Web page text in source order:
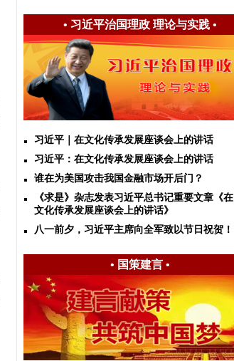
• 习近平治国理政 理论与实践•
习近平｜在文化传承发展座谈会上的讲话
习近平：在文化传承发展座谈会上的讲话
谁在为美国攻击我国金融市场开后门？
《求是》杂志发表习近平总书记重要文章《在
文化传承发展座谈会上的讲话》
八一前夕，习近平主席向全军致以节日祝贺！
• 国策建言•